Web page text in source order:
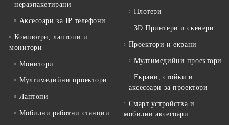
неразпакетирани
Аксесоари за IP телефони
Компютри, лаптопи и
монитори
Монитори
Мултимедийни проектори
Лаптопи
Мобилни работни станции
Плотери
3D Принтери и скенери
Проектори и екрани
Мултимедийни проектори
Екрани, стойки и
аксесоари за проектори
Смарт устройства и
мобилни аксесоари